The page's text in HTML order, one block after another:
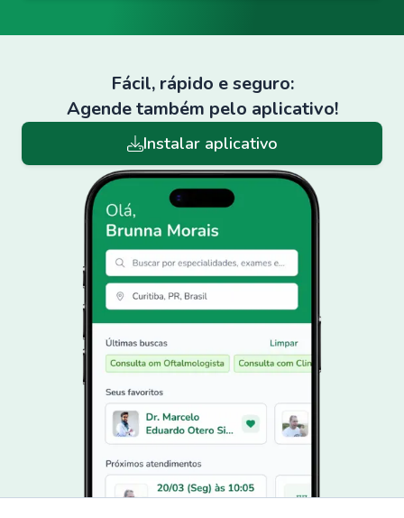
Fácil, rápido e seguro:
Agende também pelo aplicativo!
Instalar aplicativo